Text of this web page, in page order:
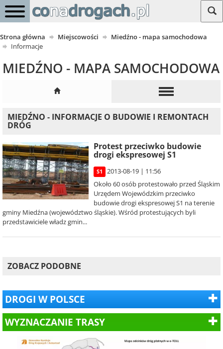
Strona główna Miejscowości
Miedźno - mapa samochodowa
Informacje
MIEDŹNO - MAPA SAMOCHODOWA
MIEDŹNO - INFORMACJE O BUDOWIE I REMONTACH
DRÓG
Protest przeciwko budowie
drogi ekspresowej S1
S1
2013-08-19 | 11:56
Około 60 osób protestowało przed Śląskim
Urzędem Wojewódzkim przeciwko
budowie drogi ekspresowej S1 na terenie
gminy Miedźna (województwo śląskie). Wśród protestujących byli
przedstawiciele władz gmin...
ZOBACZ PODOBNE
DROGI W POLSCE
WYZNACZANIE TRASY